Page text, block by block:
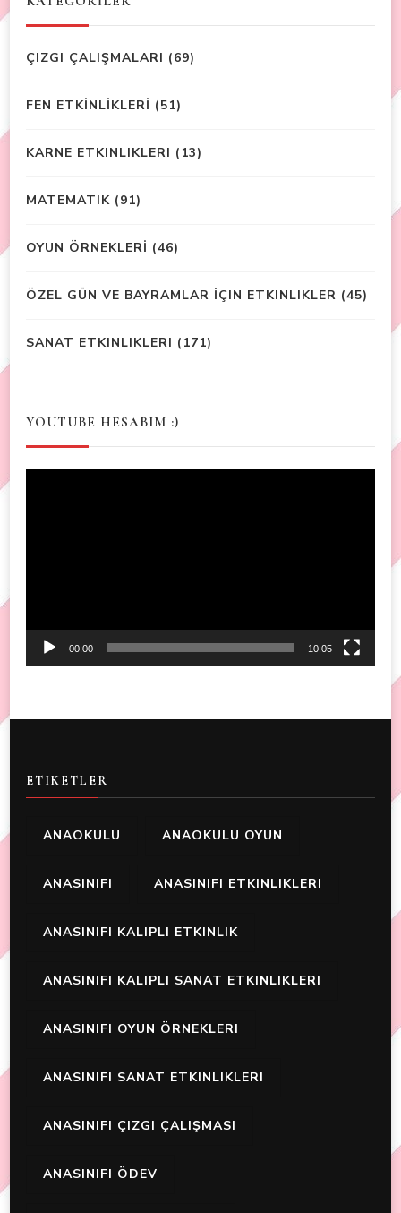
ÇIZGI ÇALIŞMALARI (69)
FEN ETKİNLİKLERİ (51)
KARNE ETKINLIKLERI (13)
MATEMATIK (91)
OYUN ÖRNEKLERİ (46)
ÖZEL GÜN VE BAYRAMLAR İÇIN ETKINLIKLER (45)
SANAT ETKINLIKLERI (171)
YOUTUBE HESABIM :)
00:00 10:05
ETIKETLER
ANAOKULU ANAOKULU OYUN
ANASINIFI ANASINIFI ETKINLIKLERI
ANASINIFI KALIPLI ETKINLIK
ANASINIFI KALIPLI SANAT ETKINLIKLERI
ANASINIFI OYUN ÖRNEKLERI
ANASINIFI SANAT ETKINLIKLERI
ANASINIFI ÇIZGI ÇALIŞMASI
ANASINIFI ÖDEV